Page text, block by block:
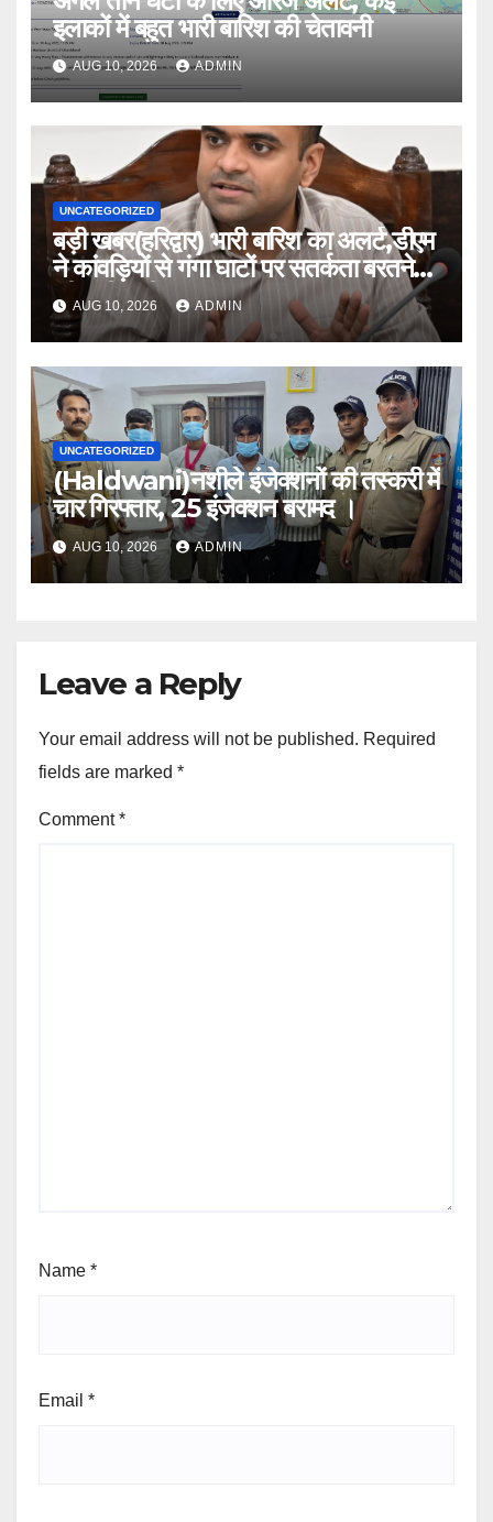
इलाकों में बहुत भारी बारिश की चेतावनी
AUG 10, 2026 ADMIN
UNCATEGORIZED
बड़ी खबर(हरिद्वार) भारी बारिश का अलर्ट,डीएम
ने कांवड़ियों से गंगा घाटों पर सतर्कता बरतने
की करी अपील ।
AUG 10, 2026 ADMIN
UNCATEGORIZED
(Haldwani)नशीले इंजेक्शनों की तस्करी में
चार गिरफ्तार, 25 इंजेक्शन बरामद ।
AUG 10, 2026 ADMIN
Leave a Reply
Your email address will not be published. Required
fields are marked *
Comment*
Name *
Email *